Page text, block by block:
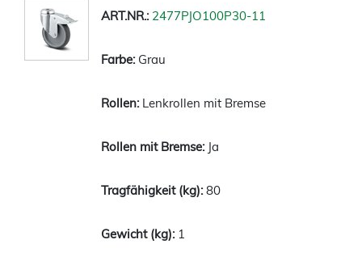
2477PJO100P30-11
Grau
Lenkrollen mit Bremse
Ja
80
1